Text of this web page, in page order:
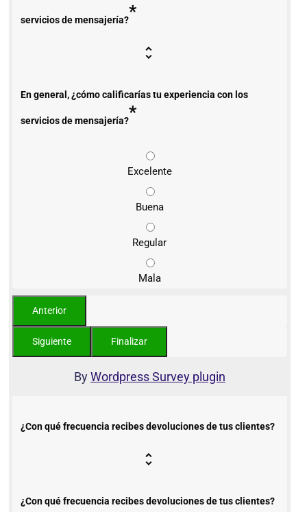
servicios de mensajería?*
En general, ¿cómo calificarías tu experiencia con los
servicios de mensajería?*
Excelente
Buena
Regular
Mala
ByWordpress Survey plugin
¿Con qué frecuencia recibes devoluciones de tus clientes?
¿Con qué frecuencia recibes devoluciones de tus clientes?